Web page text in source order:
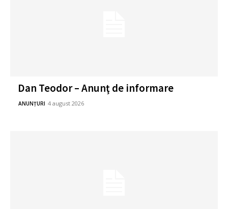
Dan Teodor – Anunţ de informare
ANUNȚURI 4 august 2026